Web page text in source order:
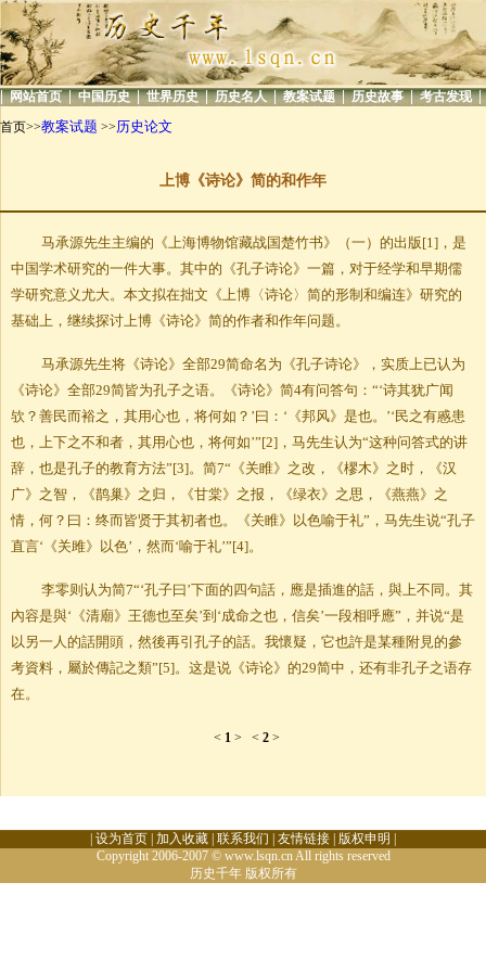
| 网站首页 | 中国历史 | 世界历史 | 历史名人 | 教案试题 | 历史故事 | 考古发现 |
首页>>教案试题 >>历史论文
上博《诗论》简的和作年
马承源先生主编的《上海博物馆藏战国楚竹书》（一）的出版[1]，是
中国学术研究的一件大事。其中的《孔子诗论》一篇，对于经学和早期儒
学研究意义尤大。本文拟在拙文《上博〈诗论〉简的形制和编连》研究的
基础上，继续探讨上博《诗论》简的作者和作年问题。
马承源先生将《诗论》全部29简命名为《孔子诗论》，实质上已认为
《诗论》全部29简皆为孔子之语。《诗论》简4有问答句：“‘诗其犹广闻
欤？善民而裕之，其用心也，将何如？’曰：‘《邦风》是也。’‘民之有慼患
也，上下之不和者，其用心也，将何如’”[2]，马先生认为“这种问答式的讲
辞，也是孔子的教育方法”[3]。简7“《关睢》之改，《樛木》之时，《汉
广》之智，《鹊巢》之归，《甘棠》之报，《绿衣》之思，《燕燕》之
情，何？曰：终而皆贤于其初者也。《关睢》以色喻于礼”，马先生说“孔子
直言‘《关雎》以色’，然而‘喻于礼’”[4]。
李零则认为简7“‘孔子曰’下面的四句話，應是插進的話，與上不同。其
內容是與‘《清廟》王德也至矣’到‘成命之也，信矣’一段相呼應”，并说“是
以另一人的話開頭，然後再引孔子的話。我懷疑，它也許是某種附見的參
考資料，屬於傳記之類”[5]。这是说《诗论》的29简中，还有非孔子之语存
在。
< 1 > < 2 >
设为首页 加入收藏 联系我们 友情链接 版权申明
Copyright 2006-2007 © www.lsqn.cn All rights reserved
历史千年版权所有